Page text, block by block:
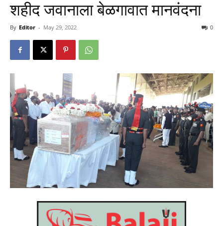
शहीद जवानाला बेळगावात मानवंदना
By Editor - May 29, 2022 0